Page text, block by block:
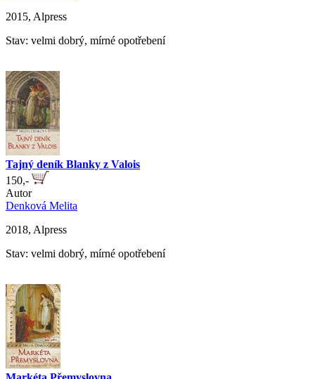
2015, Alpress
Stav: velmi dobrý, mírné opotřebení
Tajný deník Blanky z Valois
150,-
Autor
Denková Melita
2018, Alpress
Stav: velmi dobrý, mírné opotřebení